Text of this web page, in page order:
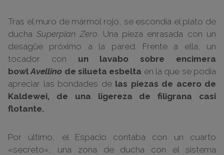
Tras el muro de mármol rojo, se escondía el plato de
duchaSuperplan Zero . Una pieza enrasada con un
desagüe próximo a la pared. Frente a ella, un
tocador con un lavabo sobre encimera
bowlAvellino de silueta esbelta en la que se podía
apreciar las bondades de las piezas de acero de
Kaldewei, de una ligereza de filigrana casi
flotante.
Por último, el Espacio contaba con un cuarto
«secreto», una zona de ducha con el sistema